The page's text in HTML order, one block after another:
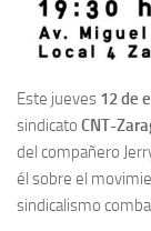
Este jueves 12 de
sindicato CNT-
del compañero
él sobre el
sindicalismo